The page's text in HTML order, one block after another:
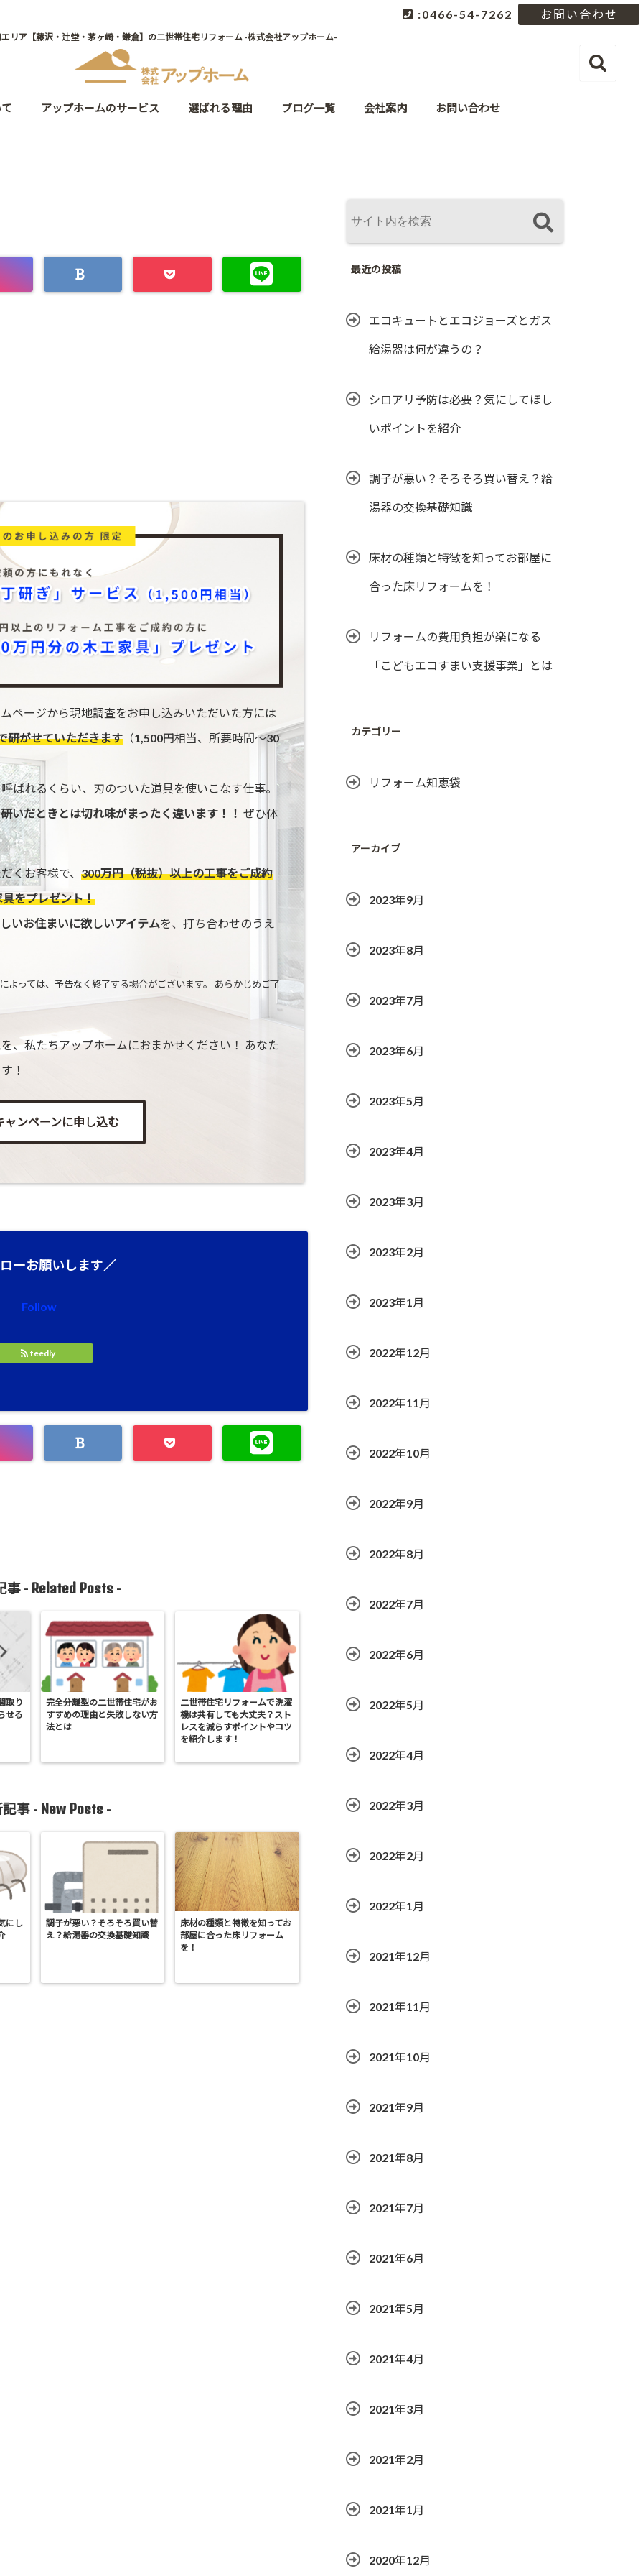
お問い合わせ
:0466-54-7262
リア【藤沢・辻堂・茅ヶ崎・鎌倉】の二世帯住宅リフォーム -株式会社アップホーム-
アップホームのサービス 選ばれる理由 ブログ一覧 会社案内 お問い合わせ
ページから現地調査をお申し込みいただいた方には
研がせていただきます（1,500円相当、所要時間〜30
ばれるくらい、刃のついた道具を使いこなす仕事。
いだときとは切れ味がまったく違います！！ ぜひ体
くお客様で、 300万円（税抜）以上の工事をご成約
をプレゼント！
いお住まいに欲しいアイテムを、打ち合わせのうえ
っては、予告なく終了する場合がございます。 あらかじめご了
、私たちアップホームにおまかせください！ あなた
！
ャンペーンに申し込む
ーお願いします／
Follow
feedly
事 - Related Posts-
取り
せる
完全分離型の二世帯住宅がお
すすめの理由と失敗しない方
法とは
二世帯住宅リフォームで洗濯
機は共有しても大丈夫？スト
レスを減らすポイントやコツ
を紹介します！
事 - New Posts -
にし
調子が悪い？そろそろ買い替
え？給湯器の交換基礎知識
床材の種類と特徴を知ってお
部屋に合った床リフォーム
を！
最近の投稿
エコキュートとエコジョーズとガス
給湯器は何が違うの？
シロアリ予防は必要？気にしてほし
いポイントを紹介
調子が悪い？そろそろ買い替え？給
湯器の交換基礎知識
床材の種類と特徴を知ってお部屋に
合った床リフォームを！
リフォームの費用負担が楽になる
「こどもエコすまい支援事業」とは
カテゴリー
リフォーム知恵袋
アーカイブ
2023年9月
2023年8月
2023年7月
2023年6月
2023年5月
2023年4月
2023年3月
2023年2月
2023年1月
2022年12月
2022年11月
2022年10月
2022年9月
2022年8月
2022年7月
2022年6月
2022年5月
2022年4月
2022年3月
2022年2月
2022年1月
2021年12月
2021年11月
2021年10月
2021年9月
2021年8月
2021年7月
2021年6月
2021年5月
2021年4月
2021年3月
2021年2月
2021年1月
2020年12月